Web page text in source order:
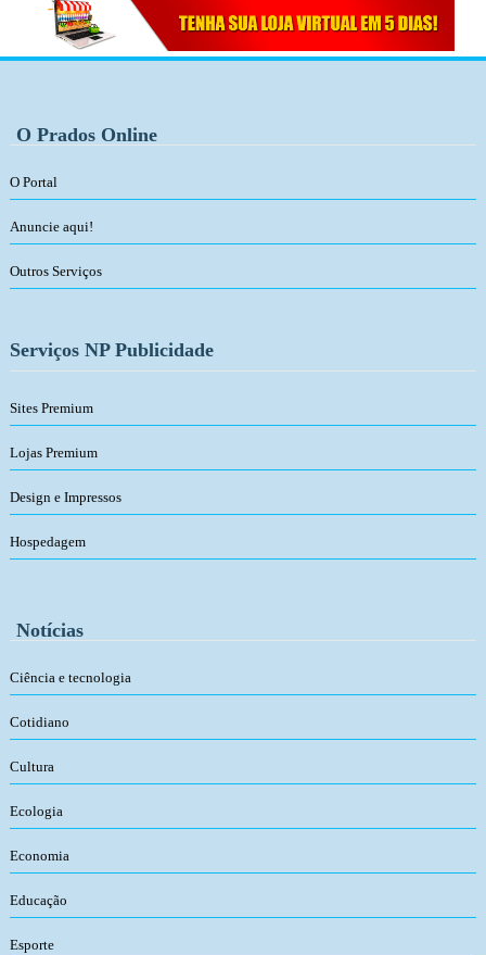
O Prados Online
O Portal
Anuncie aqui!
Outros Serviços
Serviços NP Publicidade
Sites Premium
Lojas Premium
Design e Impressos
Hospedagem
Notícias
Ciência e tecnologia
Cotidiano
Cultura
Ecologia
Economia
Educação
Esporte